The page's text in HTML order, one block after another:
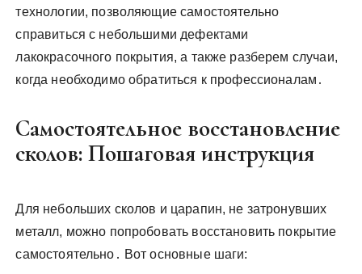
технологии, позволяющие самостоятельно
справиться с небольшими дефектами
лакокрасочного покрытия, а также разберем случаи,
когда необходимо обратиться к профессионалам․
Самостоятельное восстановление
сколов: Пошаговая инструкция
Для небольших сколов и царапин, не затронувших
металл, можно попробовать восстановить покрытие
самостоятельно․ Вот основные шаги: